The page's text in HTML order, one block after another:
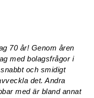
70 år! Genom åren
med bolagsfrågor i
och smidigt
det. Andra
med är bland annat